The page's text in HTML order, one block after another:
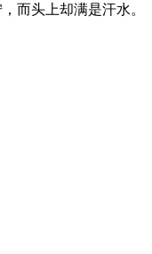
而头上却满是汗水。